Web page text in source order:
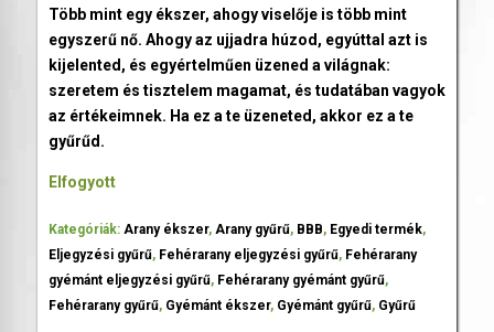
Több mint egy ékszer, ahogy viselője is több mint
egyszerű nő. Ahogy az ujjadra húzod, egyúttal azt is
kijelented, és egyértelműen üzened a világnak:
szeretem és tisztelem magamat, és tudatában vagyok
az értékeimnek. Ha ez a te üzeneted, akkor ez a te
gyűrűd.
Elfogyott
Kategóriák: Arany ékszer, Arany gyűrű, BBB, Egyedi termék,
Eljegyzési gyűrű, Fehérarany eljegyzési gyűrű, Fehérarany
gyémánt eljegyzési gyűrű, Fehérarany gyémánt gyűrű,
Fehérarany gyűrű, Gyémánt ékszer, Gyémánt gyűrű, Gyűrű